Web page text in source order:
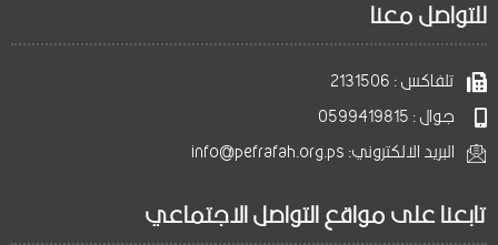
للتواصل معنا
تلفاكس : 2131506
جوال : 0599419815
البريد الالكتروني: info@pefrafah.org.ps
تابعنا على مواقع التواصل الاجتماعي